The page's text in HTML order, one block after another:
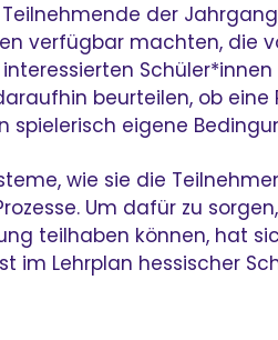
der
verfügbar machten, die
interessierten
beurteilen, ob
spielerisch eigene
wie sie die
Um dafür zu
teilhaben können, hat
im Lehrplan hessischer